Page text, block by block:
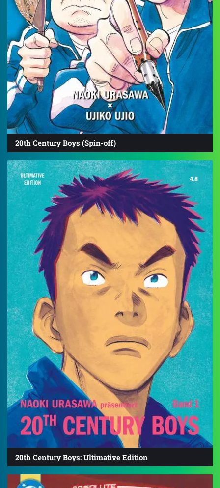
20th Century Boys (Spin-off)
4.8
20th Century Boys: Ultimative Edition